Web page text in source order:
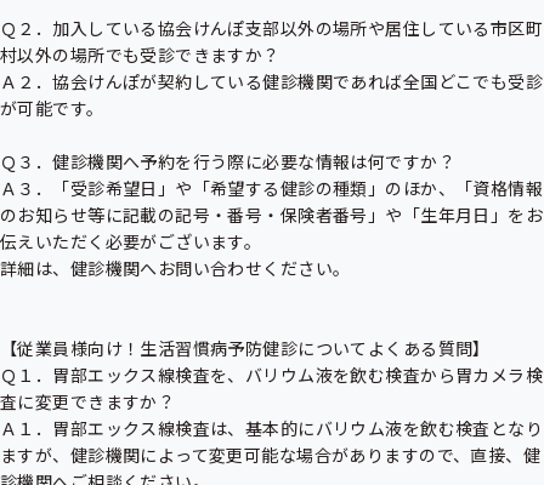
Ｑ２．加入している協会けんぽ支部以外の場所や居住している市区町
村以外の場所でも受診できますか？
Ａ２．協会けんぽが契約している健診機関であれば全国どこでも受診
が可能です。
Ｑ３．健診機関へ予約を行う際に必要な情報は何ですか？
Ａ３．「受診希望日」や「希望する健診の種類」のほか、「資格情報
のお知らせ等に記載の記号・番号・保険者番号」や「生年月日」をお
伝えいただく必要がございます。
詳細は、健診機関へお問い合わせください。
【従業員様向け！生活習慣病予防健診についてよくある質問】
Ｑ１．胃部エックス線検査を、バリウム液を飲む検査から胃カメラ検
査に変更できますか？
Ａ１．胃部エックス線検査は、基本的にバリウム液を飲む検査となり
ますが、健診機関によって変更可能な場合がありますので、直接、健